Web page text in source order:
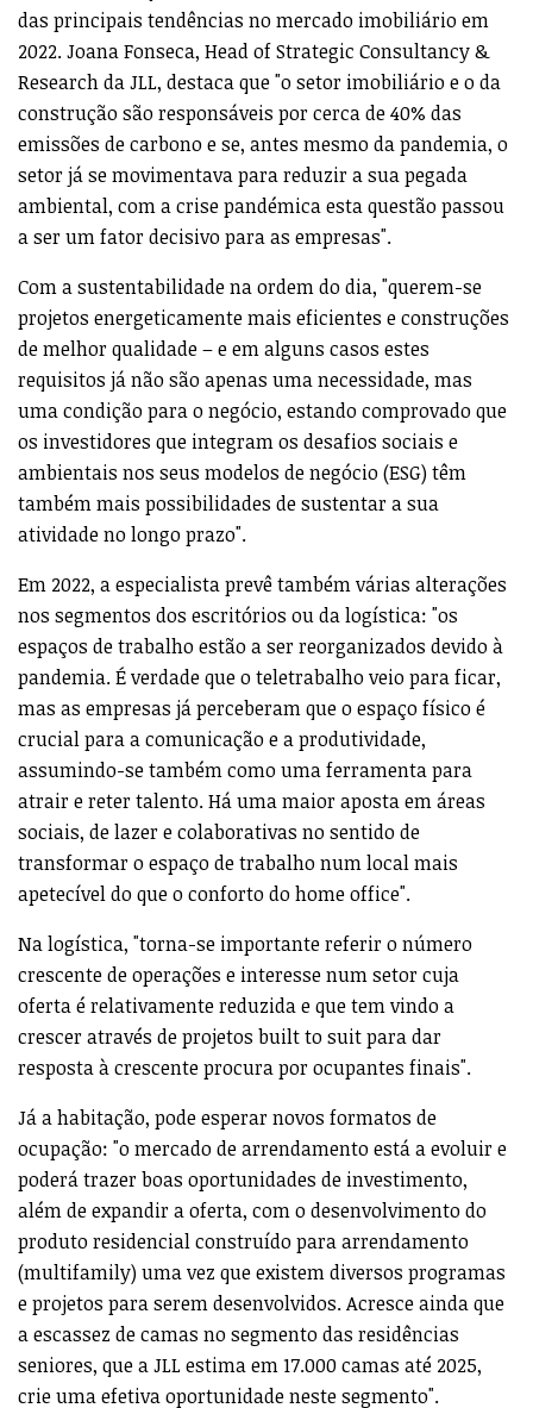
das principais tendências no mercado imobiliário em
2022. Joana Fonseca, Head of Strategic Consultancy &
Research da JLL, destaca que "o setor imobiliário e o da
construção são responsáveis por cerca de 40% das
emissões de carbono e se, antes mesmo da pandemia, o
setor já se movimentava para reduzir a sua pegada
ambiental, com a crise pandémica esta questão passou
a ser um fator decisivo para as empresas".
Com a sustentabilidade na ordem do dia, "querem-se
projetos energeticamente mais eficientes e construções
de melhor qualidade – e em alguns casos estes
requisitos já não são apenas uma necessidade, mas
uma condição para o negócio, estando comprovado que
os investidores que integram os desafios sociais e
ambientais nos seus modelos de negócio (ESG) têm
também mais possibilidades de sustentar a sua
atividade no longo prazo".
Em 2022, a especialista prevê também várias alterações
nos segmentos dos escritórios ou da logística: "os
espaços de trabalho estão a ser reorganizados devido à
pandemia. É verdade que o teletrabalho veio para ficar,
mas as empresas já perceberam que o espaço físico é
crucial para a comunicação e a produtividade,
assumindo-se também como uma ferramenta para
atrair e reter talento. Há uma maior aposta em áreas
sociais, de lazer e colaborativas no sentido de
transformar o espaço de trabalho num local mais
apetecível do que o conforto do home office".
Na logística, "torna-se importante referir o número
crescente de operações e interesse num setor cuja
oferta é relativamente reduzida e que tem vindo a
crescer através de projetos built to suit para dar
resposta à crescente procura por ocupantes finais".
Já a habitação, pode esperar novos formatos de
ocupação: "o mercado de arrendamento está a evoluir e
poderá trazer boas oportunidades de investimento,
além de expandir a oferta, com o desenvolvimento do
produto residencial construído para arrendamento
(multifamily) uma vez que existem diversos programas
e projetos para serem desenvolvidos. Acresce ainda que
a escassez de camas no segmento das residências
seniores, que a JLL estima em 17.000 camas até 2025,
crie uma efetiva oportunidade neste segmento".